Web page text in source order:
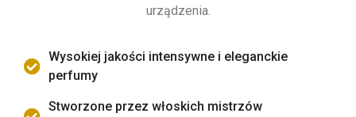
urządzenia.
Wysokiej jakości intensywne i eleganckie
perfumy
Stworzone przez włoskich mistrzów